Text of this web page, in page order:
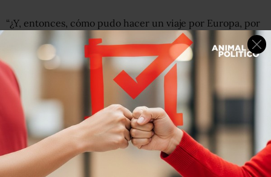
“¿Y, entonces, cómo pudo hacer un viaje por Europa, por
Francia e Italia? -cuestionó el fiscal, para añadir que
Robles, antes de recibir el citatorio para comparecer ante
la justicia, tenía proyectado un viaje de dos meses con su
hija Mariana Moguel para visitar, entre otros lugares,
París, Francia.
“¿Quién puede permitirse un viaje así con esa cantidad
de dinero?”, insistió el agente, que también preguntó a
Robles cómo puede pagar entonces a su nutrido equipo
de abogados: “¡Aquí, en esta audiencia, tiene hasta cuatro
despachos de abogados presentes!”.